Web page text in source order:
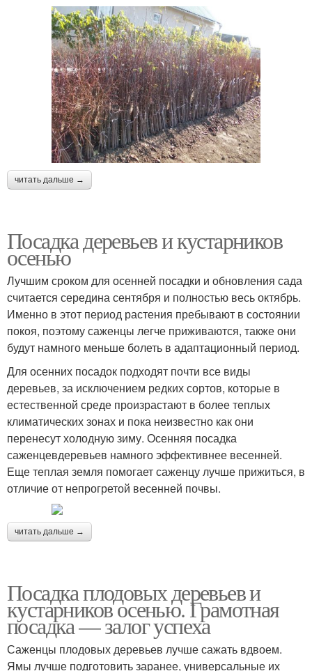
читать дальше →
Посадка деревьев и кустарников
осенью
Лучшим сроком для осенней посадки и обновления сада
считается середина сентября и полностью весь октябрь.
Именно в этот период растения пребывают в состоянии
покоя, поэтому саженцы легче приживаются, также они
будут намного меньше болеть в адаптационный период.
Для осенних посадок подходят почти все виды
деревьев, за исключением редких сортов, которые в
естественной среде произрастают в более теплых
климатических зонах и пока неизвестно как они
перенесут холодную зиму. Осенняя посадка
саженцевдеревьев намного эффективнее весенней.
Еще теплая земля помогает саженцу лучше прижиться, в
отличие от непрогретой весенней почвы.
читать дальше →
Посадка плодовых деревьев и
кустарников осенью. Грамотная
посадка — залог успеха
Саженцы плодовых деревьев лучше сажать вдвоем.
Ямы лучше подготовить заранее, универсальные их